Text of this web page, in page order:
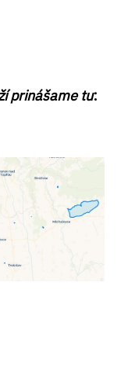
prinášame tu: